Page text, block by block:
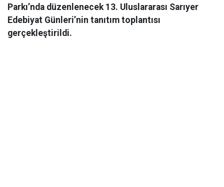
Parkı’nda düzenlenecek 13. Uluslararası Sarıyer
Edebiyat Günleri’nin tanıtım toplantısı
gerçekleştirildi.